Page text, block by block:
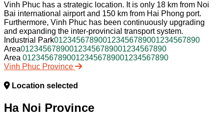
Vinh Phuc has a strategic location. It is only 18 km from Noi
Bai international airport and 150 km from Hai Phong port.
Furthermore, Vinh Phuc has been continuously upgrading
and expanding the inter-provincial transport system.
Industrial Park012345678900123456789001234567890
Area012345678900123456789001234567890
Area 012345678900123456789001234567890
Vinh Phuc Province
Location selected
Ha Noi Province